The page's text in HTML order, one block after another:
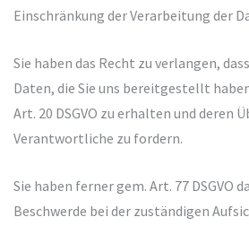
Einschränkung der Verarbeitung der
Sie haben das Recht zu verlangen,
Daten, die Sie uns bereitgestellt
Art. 20 DSGVO zu erhalten und deren
Verantwortliche zu fordern.
Sie haben ferner gem. Art. 77 DSGVO
Beschwerde bei der zuständigen